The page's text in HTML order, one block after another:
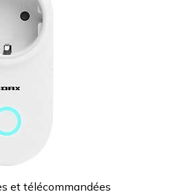
et télécommandées